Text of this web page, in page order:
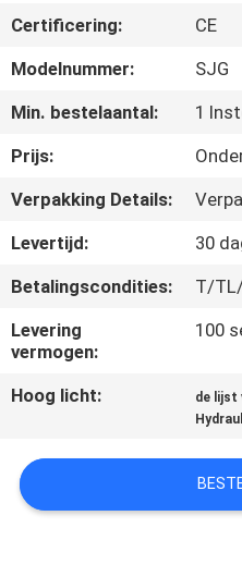
FABRIEKSTOCHT
NEEM
CONTACT
MET
ONS
OFFERTE
Certificering:
CE
Modelnummer:
SJG
Min. bestelaantal:
1
Prijs:
Verpakking Details:
Levertijd:
30
Betalingscondities:
T/
Levering
vermogen:
100
Hoog licht: de lijst